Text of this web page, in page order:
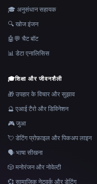
🎓 अनुसंधान सहायक
🔍 खोज इंजन
🤖💬 चैट बॉट
📊 डेटा एनालिसिस
🎓शिक्षा और जीवनशैली
🎁 उपहार के विचार और सुझाव
🔮 एआई टैरो और डिविनेशन
🎮 जुआ
💘 डेटिंग प्रोफ़ाइल और पिकअप लाइन
🗣️ भाषा सीखना
🎲 मनोरंजन और नोवेल्टी
💞 सामाजिक नेटवर्क और डेटिंग